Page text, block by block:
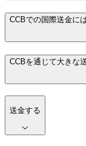
CCBでの国際送金に
CCBを通じて大きな
送金する